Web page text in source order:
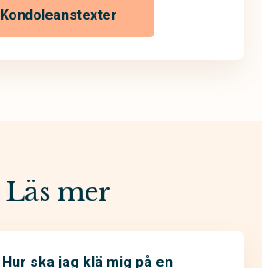
Kondoleanstexter
Läs mer
Hur ska jag klä mig på en